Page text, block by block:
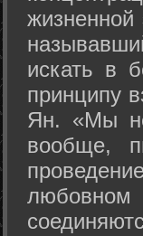
искать в
принципу
Ян. «Мы
вообще,
любовном